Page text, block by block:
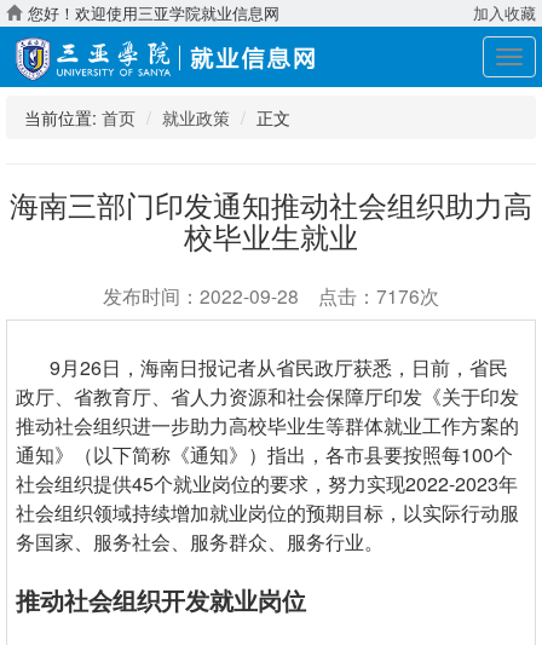
您好！欢迎使用三亚学院就业信息网 加入收藏
展
开
当前位置: 首页 就业政策 正文
海南三部门印发通知推动社会组织助力高
校毕业生就业
发布时间：2022-09-28 点击：7176次
9月26日，海南日报记者从省民政厅获悉，日前，省民
政厅、省教育厅、省人力资源和社会保障厅印发《关于印发
推动社会组织进一步助力高校毕业生等群体就业工作方案的
通知》（以下简称《通知》）指出，各市县要按照每100个
社会组织提供45个就业岗位的要求，努力实现2022-2023年
社会组织领域持续增加就业岗位的预期目标，以实际行动服
务国家、服务社会、服务群众、服务行业。
推动社会组织开发就业岗位